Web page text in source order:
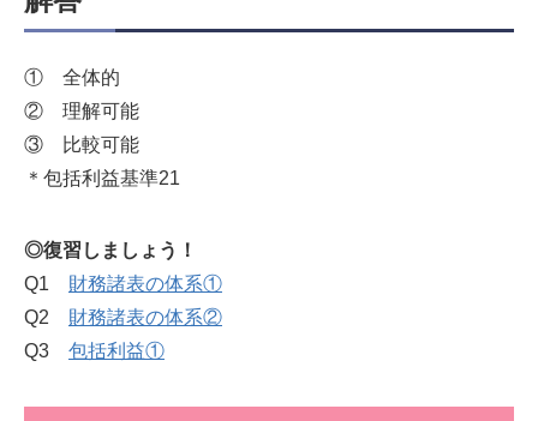
① 全体的
② 理解可能
③ 比較可能
＊包括利益基準21
◎復習しましょう！
Q1 財務諸表の体系①
Q2 財務諸表の体系②
Q3 包括利益①